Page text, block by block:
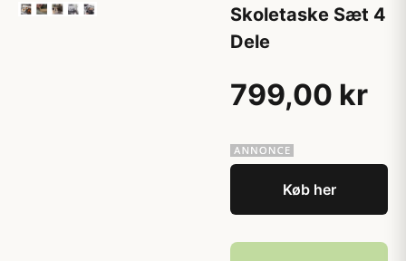
Skoletaske Sæt 4
Dele
799,00 kr
Køb her